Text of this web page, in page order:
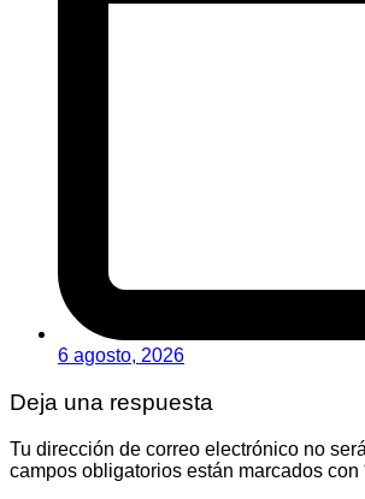
6 agosto, 2026
Deja una respuesta
Tu dirección de correo electrónico no
campos obligatorios están marcados con